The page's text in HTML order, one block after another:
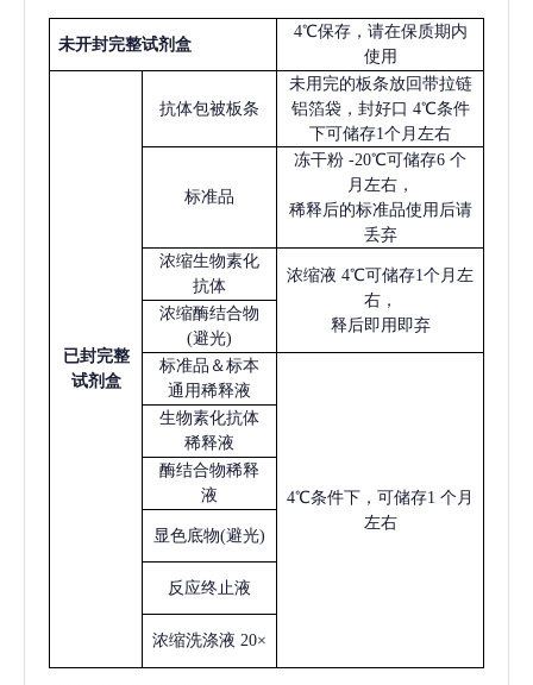
未开封完整试剂盒
4℃保存，请在保质期内
使用
已封完整
试剂盒
抗体包被板条
未用完的板条放回带拉链
铝箔袋，封好口 4℃条件
下可储存1个月左右
标准品
冻干粉 -20℃可储存6 个
月左右，
稀释后的标准品使用后请
丢弃
浓缩生物素化
抗体
浓缩液 4℃可储存1个月左
右，
释后即用即弃
浓缩酶结合物
(避光)
标准品＆标本
通用稀释液
4℃条件下，可储存1 个月
左右
生物素化抗体
稀释液
酶结合物稀释
液
显色底物(避光)
反应终止液
浓缩洗涤液 20×